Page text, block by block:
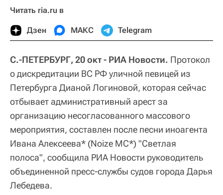
Читать ria.ru в
Дзен МАКС Telegram
С.-ПЕТЕРБУРГ, 20 окт - РИА Новости. Протокол
о дискредитации ВС РФ уличной певицей из
Петербурга Дианой Логиновой, которая сейчас
отбывает административный арест за
организацию несогласованного массового
мероприятия, составлен после песни иноагента
Ивана Алексеева* (Noize MC*) "Светлая
полоса", сообщила РИА Новости руководитель
объединенной пресс-службы судов города Дарья
Лебедева.